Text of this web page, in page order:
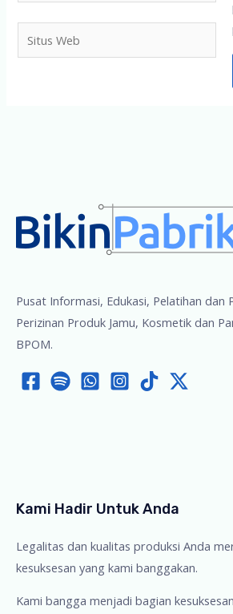
Web
Pusat Informasi, Edukasi, Pelatihan dan
Perizinan Produk Jamu, Kosmetik dan
BPOM.
Kami Hadir Untuk Anda
Legalitas dan kualitas produksi Anda
kesuksesan yang kami banggakan.
Kami bangga menjadi bagian